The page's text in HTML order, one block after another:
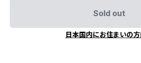
Sold out
日本国内にお住まいの